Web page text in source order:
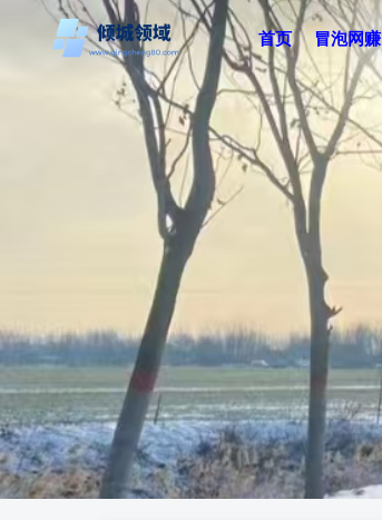
首页 冒泡网赚